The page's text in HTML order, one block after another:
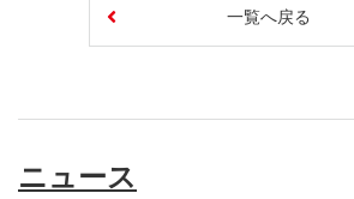
一覧へ戻る
ニュース